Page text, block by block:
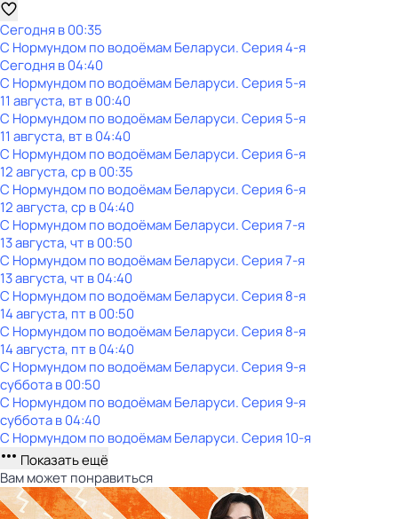
Сегодня в 00:35
С Нормундом по водоёмам Беларуси. Серия 4-я
Сегодня в 04:40
С Нормундом по водоёмам Беларуси. Серия 5-я
11 августа, вт в 00:40
С Нормундом по водоёмам Беларуси. Серия 5-я
11 августа, вт в 04:40
С Нормундом по водоёмам Беларуси. Серия 6-я
12 августа, ср в 00:35
С Нормундом по водоёмам Беларуси. Серия 6-я
12 августа, ср в 04:40
С Нормундом по водоёмам Беларуси. Серия 7-я
13 августа, чт в 00:50
С Нормундом по водоёмам Беларуси. Серия 7-я
13 августа, чт в 04:40
С Нормундом по водоёмам Беларуси. Серия 8-я
14 августа, пт в 00:50
С Нормундом по водоёмам Беларуси. Серия 8-я
14 августа, пт в 04:40
С Нормундом по водоёмам Беларуси. Серия 9-я
субботав00:50
С Нормундом по водоёмам Беларуси. Серия 9-я
субботав04:40
С Нормундом по водоёмам Беларуси. Серия 10-я
Показать ещё
Вам может понравиться